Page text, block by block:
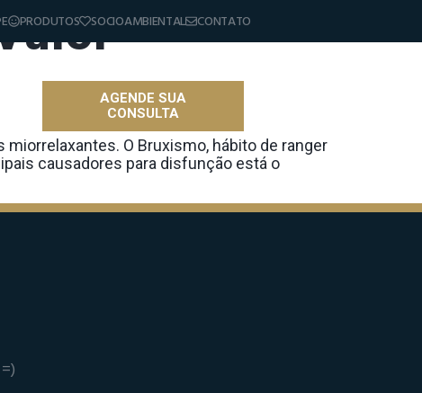
PRODUTOS SOCIOAMBIENTAL CONTATO
AGENDE SUA
CONSULTA
O Bruxismo, hábito de ranger
causadores para disfunção está o